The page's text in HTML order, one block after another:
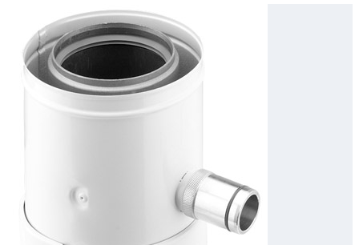
Taal
Assortiment
Oplossingen
Over ons